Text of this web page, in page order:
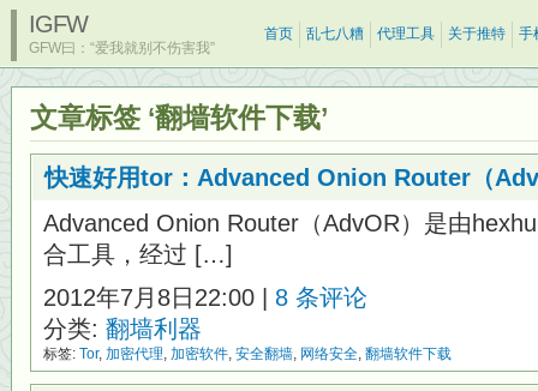
IGFW
GFW曰：“爱我就别不伤害我”
首页 乱七八糟 代理工具 关于推特 手
文章标签 ‘翻墙软件下载’
快速好用tor：Advanced Onion Router（
Advanced Onion Router（AdvOR）是由
合工具，经过 […]
2012年7月8日22:00 | 8 条评论
分类: 翻墙利器
标签: Tor, 加密代理, 加密软件, 安全翻墙, 网络安全, 翻墙软件下载